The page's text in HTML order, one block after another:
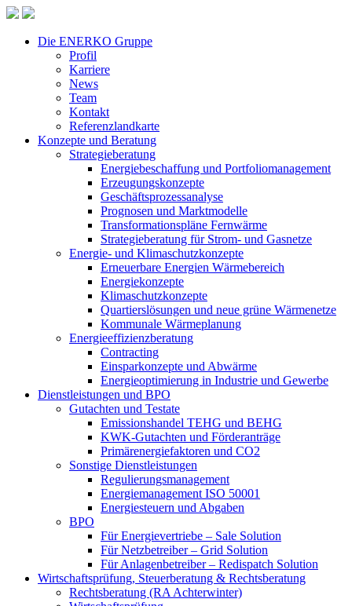
Die ENERKO Gruppe
Profil
Karriere
News
Team
Kontakt
Referenzlandkarte
Konzepte und Beratung
Strategieberatung
Energiebeschaffung und Portfoliomanagement
Erzeugungskonzepte
Geschäftsprozessanalyse
Prognosen und Marktmodelle
Transformationspläne Fernwärme
Strategieberatung für Strom- und Gasnetze
Energie- und Klimaschutzkonzepte
Erneuerbare Energien Wärmebereich
Energiekonzepte
Klimaschutzkonzepte
Quartierslösungen und neue grüne Wärmenetze
Kommunale Wärmeplanung
Energieeffizienzberatung
Contracting
Einsparkonzepte und Abwärme
Energieoptimierung in Industrie und Gewerbe
Dienstleistungen und BPO
Gutachten und Testate
Emissionshandel TEHG und BEHG
KWK-Gutachten und Förderanträge
Primärenergiefaktoren und CO2
Sonstige Dienstleistungen
Regulierungsmanagement
Energiemanagement ISO 50001
Energiesteuern und Abgaben
BPO
Für Energievertriebe – Sale Solution
Für Netzbetreiber – Grid Solution
Für Anlagenbetreiber – Redispatch Solution
Wirtschaftsprüfung, Steuerberatung & Rechtsberatung
Rechtsberatung (RA Achterwinter)